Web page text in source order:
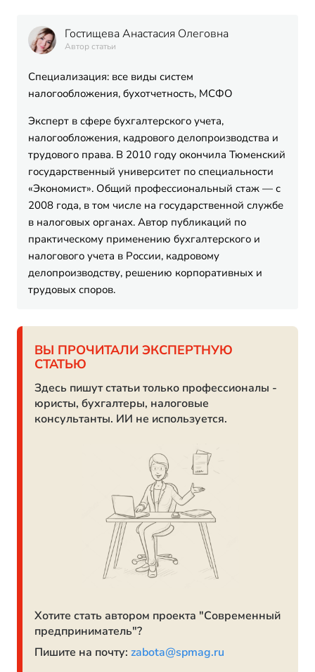
Гостищева Анастасия Олеговна
Автор статьи
Специализация: все виды систем
налогообложения, бухотчетность, МСФО
Эксперт в сфере бухгалтерского учета,
налогообложения, кадрового делопроизводства и
трудового права. В 2010 году окончила Тюменский
государственный университет по специальности
«Экономист». Общий профессиональный стаж — с
2008 года, в том числе на государственной службе
в налоговых органах. Автор публикаций по
практическому применению бухгалтерского и
налогового учета в России, кадровому
делопроизводству, решению корпоративных и
трудовых споров.
ВЫ ПРОЧИТАЛИ ЭКСПЕРТНУЮ
СТАТЬЮ
Здесь пишут статьи только профессионалы -
юристы, бухгалтеры, налоговые
консультанты. ИИ не используется.
Хотите стать автором проекта "Современный
предприниматель"?
Пишите на почту: zabota@spmag.ru